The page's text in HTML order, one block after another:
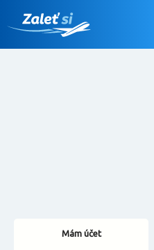
Mám účet